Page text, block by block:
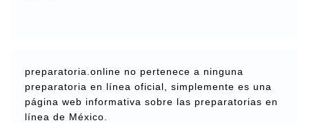
preparatoria.online no pertenece a ninguna
preparatoria en línea oficial, simplemente es una
página web informativa sobre las preparatorias en
línea de México.